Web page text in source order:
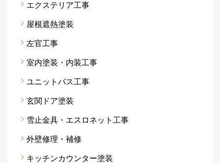
エクステリア工事
屋根遮熱塗装
左官工事
室内塗装・内装工事
ユニットバス工事
玄関ドア塗装
雪止金具・エスロネット工事
外壁修理・補修
キッチンカウンター塗装